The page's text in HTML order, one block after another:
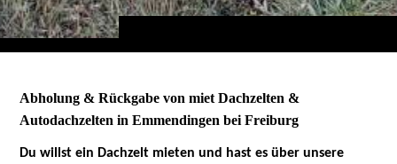
Abholung & Rückgabe von miet Dachzelten &
Autodachzelten in Emmendingen bei Freiburg
Du willst ein Dachzelt mieten und hast es über unsere